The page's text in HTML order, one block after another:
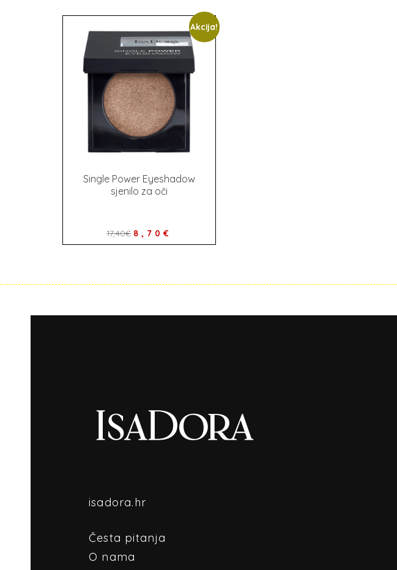
Akcija!
Single Power Eyeshadow
sjenilo za oči
17,40€ 8,70€
isadora.hr
Česta pitanja
O nama